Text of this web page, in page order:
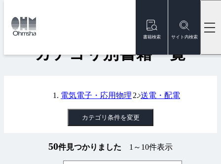
書籍検索 サイト内検索
トップ
カテゴリ別書籍一覧
電気電子・応用物理 送電・配電
カテゴリ条件を変更
50件見つかりました 1～10件表示